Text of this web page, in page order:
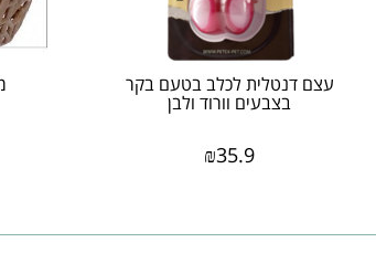
עצם דנטלית לכלב בטעם בקר
בצבעים וורוד ולבן
₪35.9